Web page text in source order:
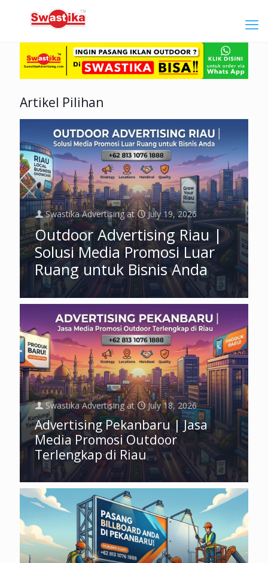
Artikel Pilihan
Swastika Advertising at July 19, 2026
Outdoor Advertising Riau |
Solusi Media Promosi Luar
Ruang untuk Bisnis Anda
Swastika Advertising at July 18, 2026
Advertising Pekanbaru | Jasa
Media Promosi Outdoor
Terlengkap di Riau